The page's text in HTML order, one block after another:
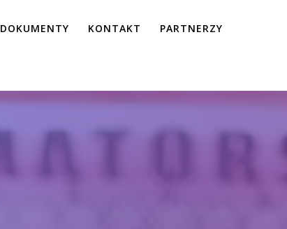
DOKUMENTY KONTAKT PARTNERZY